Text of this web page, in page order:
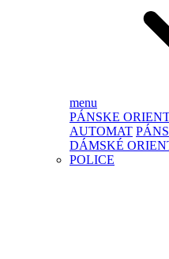
menu
PÁNSKE
AUTOMAT
DÁMSKÉ
POLICE